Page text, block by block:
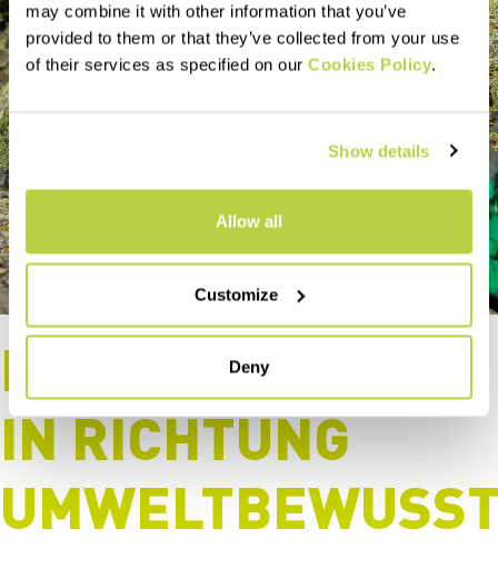
may combine it with other information that you’ve
provided to them or that they’ve collected from your use
of their services as specified on our Cookies Policy.
Show details
Allow all
Customize
Deny
KLEINE SCHRITTE
IN RICHTUNG